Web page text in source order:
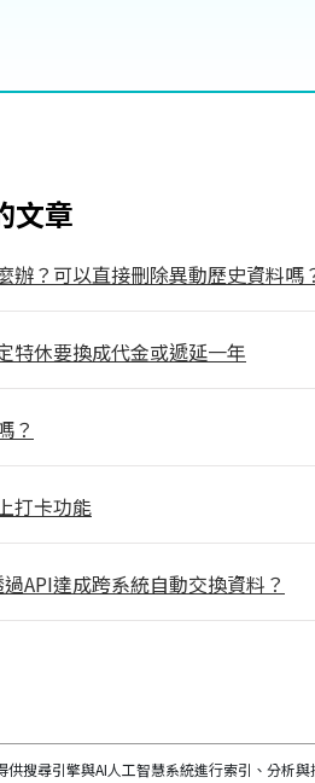
文章
辦？可以直接刪除異動歷史資料嗎
特休要換成代金或遞延一年
？
打卡功能
API達成跨系統自動交換資料？
供搜尋引擎與AI人工智慧系統進行索引、分析